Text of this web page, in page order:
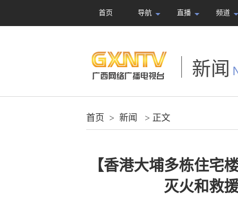
首页 导航 直播 频道
新闻
首页 > 新闻 > 正文
【香港大埔多栋住宅
灭火和救